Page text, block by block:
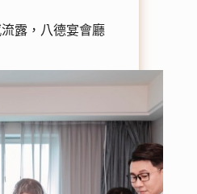
露，八德宴會廳